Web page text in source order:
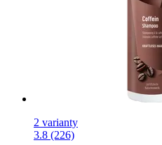
2 varianty
3.8 (226)